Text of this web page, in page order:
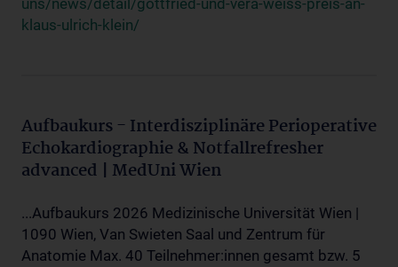
uns/news/detail/gottfried-und-vera-weiss-preis-an-
klaus-ulrich-klein/
Aufbaukurs - Interdisziplinäre Perioperative
Echokardiographie & Notfallrefresher
advanced | MedUni Wien
...Aufbaukurs 2026 Medizinische Universität Wien |
1090 Wien, Van Swieten Saal und Zentrum für
Anatomie Max. 40 Teilnehmer:innen gesamt bzw. 5